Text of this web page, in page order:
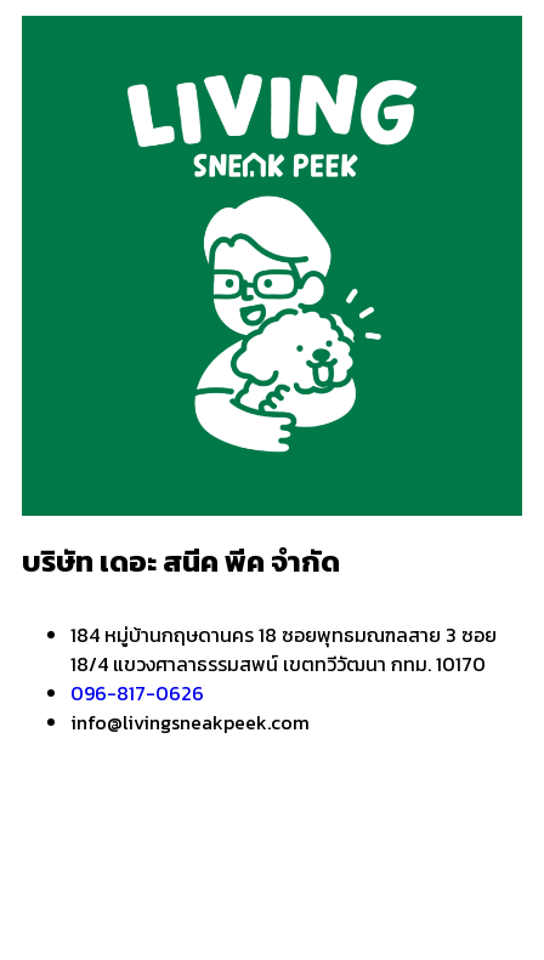
บริษัท เดอะ สนีค พีค จำกัด
184 หมู่บ้านกฤษดานคร 18 ซอยพุทธมณฑลสาย 3 ซอย
18/4 แขวงศาลาธรรมสพน์ เขตทวีวัฒนา กทม. 10170
096-817-0626
info@livingsneakpeek.com